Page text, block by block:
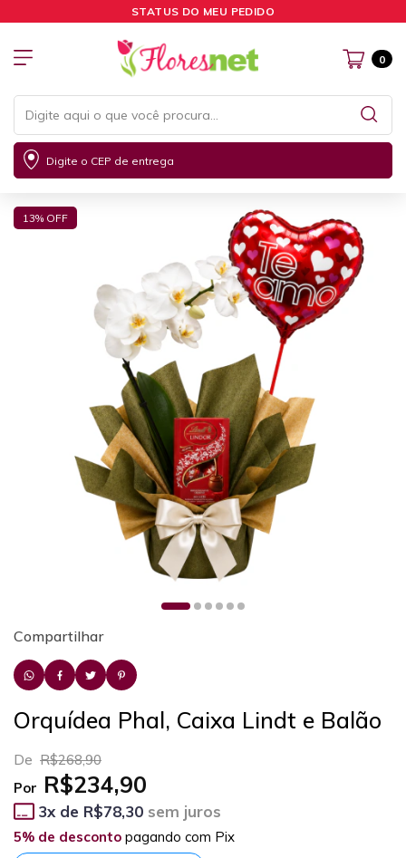
STATUS DO MEU PEDIDO
0
Digite o CEP de entrega
13% OFF
Compartilhar
Orquídea Phal, Caixa Lindt e Balão
De R$268,90
Por R$234,90
3x de R$78,30 sem juros
5% de desconto pagando com Pix